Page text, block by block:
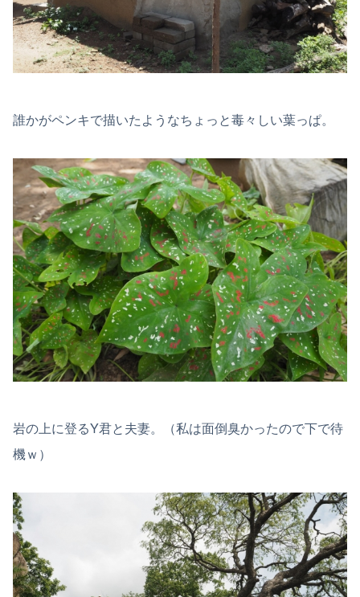
誰かがペンキで描いたようなちょっと毒々しい葉っぱ。
岩の上に登るY君と夫妻。（私は面倒臭かったので下で待
機ｗ）